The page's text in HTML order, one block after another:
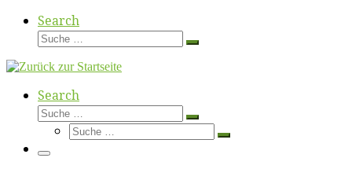
Search
Suche
Suche
Search
Suche
Suche
Suche
Suche
Menü